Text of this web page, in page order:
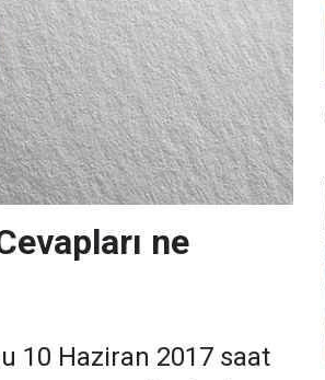
ne
10 Haziran 2017 saat